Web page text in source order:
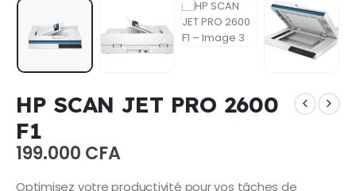
HP SCAN JET PRO 2600
F1
199.000 CFA
Optimisez votre productivité pour vos tâches de